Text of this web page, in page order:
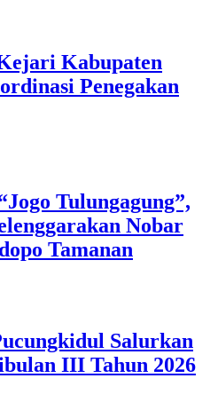
Kabupaten
Penegakan
Tulungagung”,
Nobar
Tamanan
Salurkan
III Tahun 2026